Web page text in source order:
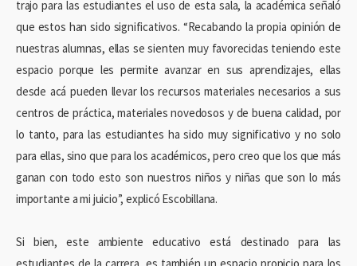
trajo para las estudiantes el uso de esta sala, la académica señaló
que estos han sido significativos. “Recabando la propia opinión de
nuestras alumnas, ellas se sienten muy favorecidas teniendo este
espacio porque les permite avanzar en sus aprendizajes, ellas
desde acá pueden llevar los recursos materiales necesarios a sus
centros de práctica, materiales novedosos y de buena calidad, por
lo tanto, para las estudiantes ha sido muy significativo y no solo
para ellas, sino que para los académicos, pero creo que los que más
ganan con todo esto son nuestros niños y niñas que son lo más
importante a mi juicio”, explicó Escobillana.
Si bien, este ambiente educativo está destinado para las